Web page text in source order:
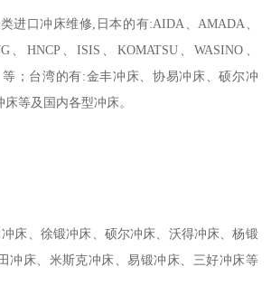
进口冲床维修,日本的有:AIDA、AMADA、
、HNCP、ISIS、KOMATSU、WASINO、
等；台湾的有:金丰冲床、协易冲床、硕尔冲
等及国内各型冲床。
床、徐锻冲床、硕尔冲床、沃得冲床、杨锻
冲床、米斯克冲床、易锻冲床、三好冲床等